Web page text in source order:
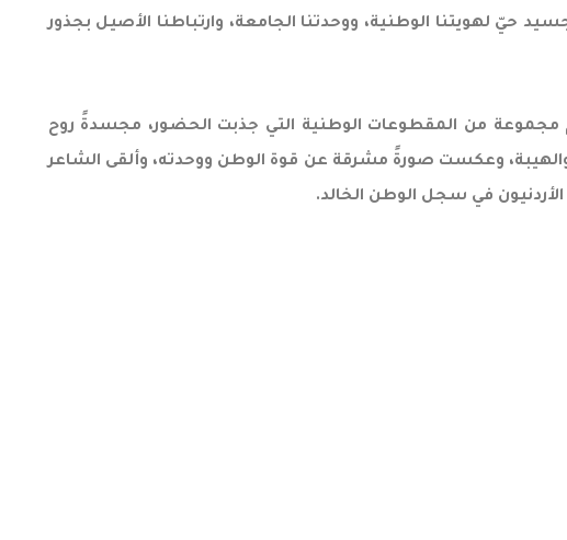
حيّ لهويتنا الوطنية، ووحدتنا الجامعة، وارتباطنا الأصيل بجذور
مجموعة من المقطوعات الوطنية التي جذبت الحضور، مجسدةً روح
والهيبة، وعكست صورةً مشرقة عن قوة الوطن ووحدته، وألقى الشاعر
في سجل الوطن الخالد.